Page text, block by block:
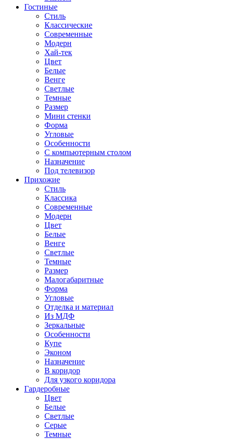
Гостиные
Стиль
Классические
Современные
Модерн
Хай-тек
Цвет
Белые
Венге
Светлые
Темные
Размер
Мини стенки
Форма
Угловые
Особенности
С компьютерным столом
Назначение
Под телевизор
Прихожие
Стиль
Классика
Современные
Модерн
Цвет
Белые
Венге
Светлые
Темные
Размер
Малогабаритные
Форма
Угловые
Отделка и материал
Из МДФ
Зеркальные
Особенности
Купе
Эконом
Назначение
В коридор
Для узкого коридора
Гардеробные
Цвет
Белые
Светлые
Серые
Темные